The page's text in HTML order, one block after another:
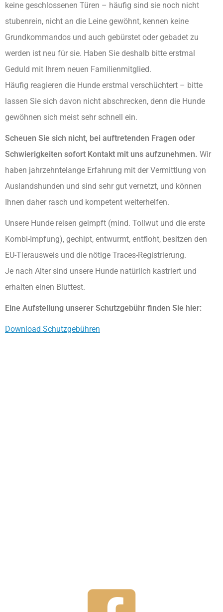
keine geschlossenen Türen – häufig sind sie noch nicht
stubenrein, nicht an die Leine gewöhnt, kennen keine
Grundkommandos und auch gebürstet oder gebadet zu
werden ist neu für sie. Haben Sie deshalb bitte erstmal
Geduld mit Ihrem neuen Familienmitglied.
Häufig reagieren die Hunde erstmal verschüchtert – bitte
lassen Sie sich davon nicht abschrecken, denn die Hunde
gewöhnen sich meist sehr schnell ein.
Scheuen Sie sich nicht, bei auftretenden Fragen oder
Schwierigkeiten sofort Kontakt mit uns aufzunehmen. Wir
haben jahrzehntelange Erfahrung mit der Vermittlung von
Auslandshunden und sind sehr gut vernetzt, und können
Ihnen daher rasch und kompetent weiterhelfen.
Unsere Hunde reisen geimpft (mind. Tollwut und die erste
Kombi-Impfung), gechipt, entwurmt, entfloht, besitzen den
EU-Tierausweis und die nötige Traces-Registrierung.
Je nach Alter sind unsere Hunde natürlich kastriert und
erhalten einen Bluttest.
Eine Aufstellung unserer Schutzgebühr finden Sie hier:
Download Schutzgebühren